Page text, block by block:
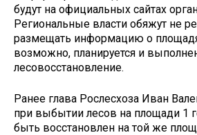
будут на официальных сайтах
Региональные власти обяжут не
размещать информацию о
возможно, планируется и
лесовосстановление.
Ранее глава Рослесхоза Иван
при выбытии лесов на площади 1
быть восстановлен на той же